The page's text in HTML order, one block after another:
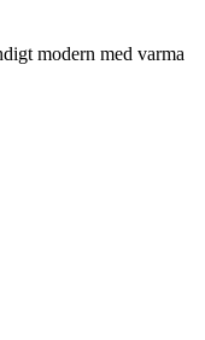
modern med varma